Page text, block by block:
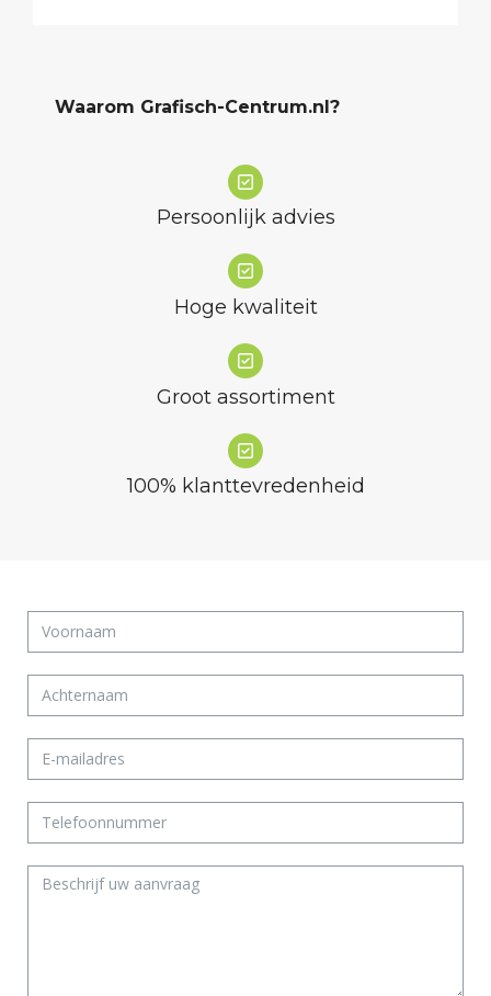
Waarom Grafisch-Centrum.nl?
Persoonlijk advies
Hoge kwaliteit
Groot assortiment
100% klanttevredenheid